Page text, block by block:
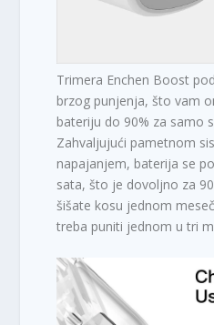
Trimera Enchen Boost
brzog punjenja, što vam
bateriju do 90% za samo
Zahvaljujući pametnom
napajanjem, baterija se
sata, što je dovoljno za
šišate kosu jednom
treba puniti jednom u tri